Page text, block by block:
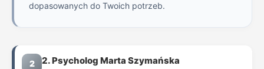
dopasowanych do Twoich potrzeb.
2 2. Psycholog Marta Szymańska